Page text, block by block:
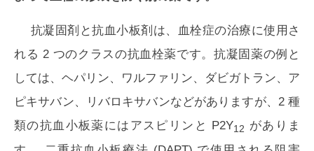
抗凝固剤と抗血小板剤は、血栓症の治療に使用さ
れる 2 つのクラスの抗血栓薬です。抗凝固薬の例と
しては、ヘパリン、ワルファリン、ダビガトラン、ア
ピキサバン、リバロキサバンなどがありますが、2 種
類の抗血小板薬にはアスピリンと P2Y12 がありま